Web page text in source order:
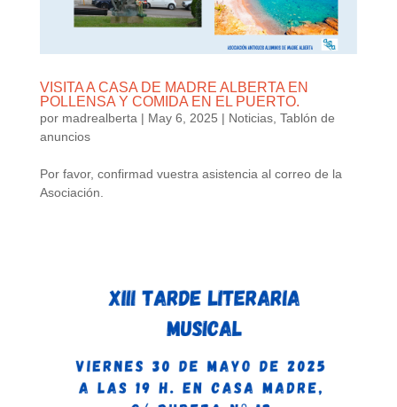
VISITA A CASA DE MADRE ALBERTA EN
POLLENSA Y COMIDA EN EL PUERTO.
por madrealberta | May 6, 2025 | Noticias, Tablón de
anuncios
Por favor, confirmad vuestra asistencia al correo de la
Asociación.